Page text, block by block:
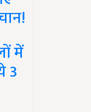
में
3